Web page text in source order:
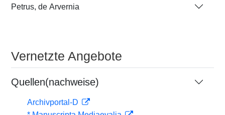
Petrus, de Arvernia
Vernetzte Angebote
Quellen(nachweise)
Archivportal-D